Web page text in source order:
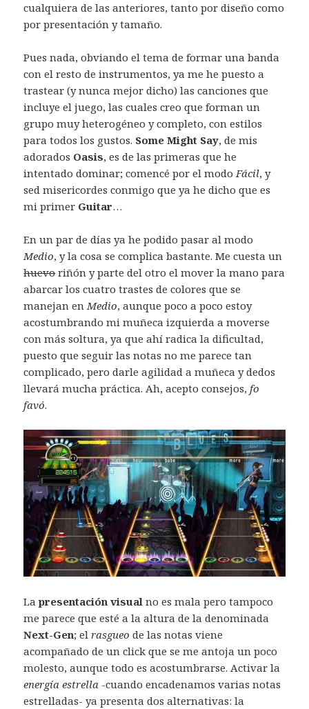
cualquiera de las anteriores, tanto por diseño como
por presentación y tamaño.
Pues nada, obviando el tema de formar una banda
con el resto de instrumentos, ya me he puesto a
trastear (y nunca mejor dicho) las canciones que
incluye el juego, las cuales creo que forman un
grupo muy heterogéneo y completo, con estilos
para todos los gustos. Some Might Say, de mis
adorados Oasis, es de las primeras que he
intentado dominar; comencé por el modoFácil, y
sed misericordes conmigo que ya he dicho que es
mi primer Guitar…
En un par de días ya he podido pasar al modo
Medio, y la cosa se complica bastante. Me cuesta un
huevoriñón y parte del otro el mover la mano para
abarcar los cuatro trastes de colores que se
manejan enMedio, aunque poco a poco estoy
acostumbrando mi muñeca izquierda a moverse
con más soltura, ya que ahí radica la dificultad,
puesto que seguir las notas no me parece tan
complicado, pero darle agilidad a muñeca y dedos
llevará mucha práctica. Ah, acepto consejos,fo
favó.
Lapresentación visual no es mala pero tampoco
me parece que esté a la altura de la denominada
Next-Gen; elrasgueode las notas viene
acompañado de un click que se me antoja un poco
molesto, aunque todo es acostumbrarse. Activar la
energía estrella -cuando encadenamos varias notas
estrelladas- ya presenta dos alternativas: la